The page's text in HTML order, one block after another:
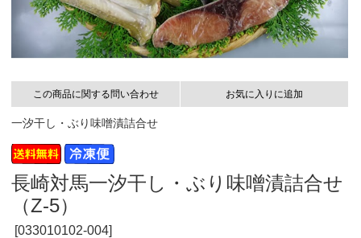
この商品に関する問い合わせ お気に入りに追加
一汐干し・ぶり味噌漬詰合せ
長崎対馬一汐干し・ぶり味噌漬詰合せ
（Z-5）
[033010102-004]